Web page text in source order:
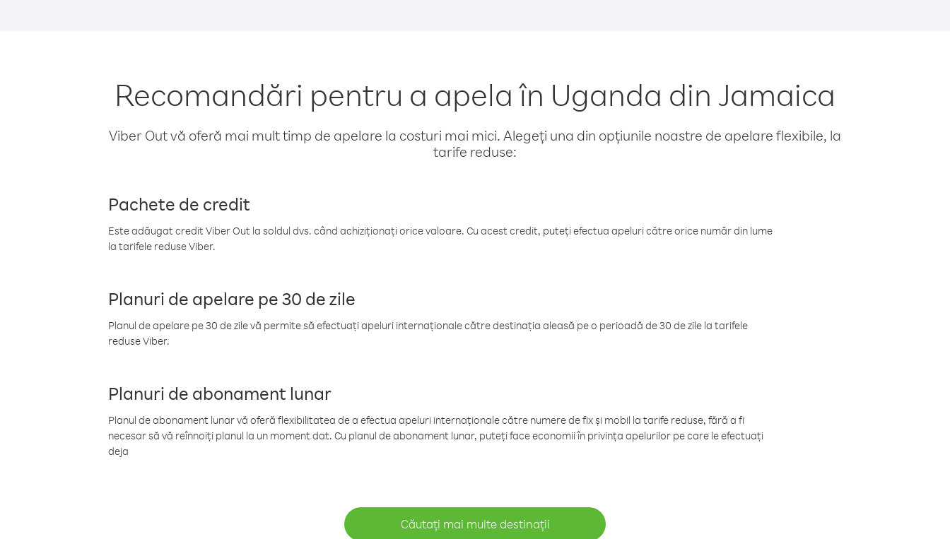
Recomandări pentru a apela în Uganda din Jamaica
Viber Out vă oferă mai mult timp de apelare la costuri mai mici. Alegeți una din opțiunile noastre de apelare flexibile, la
tarife reduse:
Pachete de credit
Este adăugat credit Viber Out la soldul dvs. când achiziționați orice valoare. Cu acest credit, puteți efectua apeluri către orice număr din lume
la tarifele reduse Viber.
Planuri de apelare pe 30 de zile
Planul de apelare pe 30 de zile vă permite să efectuați apeluri internaționale către destinația aleasă pe o perioadă de 30 de zile la tarifele
reduse Viber.
Planuri de abonament lunar
Planul de abonament lunar vă oferă flexibilitatea de a efectua apeluri internaționale către numere de fix și mobil la tarife reduse, fără a fi
necesar să vă reînnoiți planul la un moment dat. Cu planul de abonament lunar, puteți face economii în privința apelurilor pe care le efectuați
deja
Căutați mai multe destinații